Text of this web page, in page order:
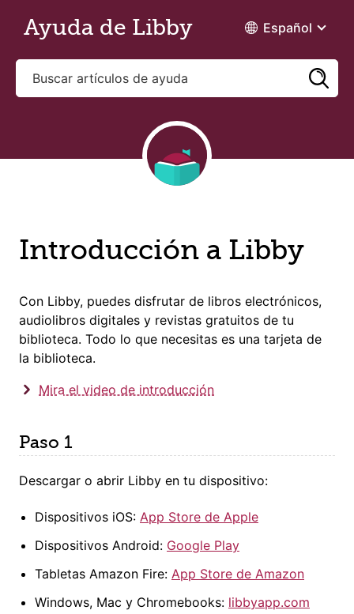
Ayuda de Libby Español
Introducción a Libby
Con Libby, puedes disfrutar de libros electrónicos,
audiolibros digitales y revistas gratuitos de tu
biblioteca. Todo lo que necesitas es una tarjeta de
la biblioteca.
Mira el video de introducción
Paso 1
Descargar o abrir Libby en tu dispositivo:
Dispositivos iOS: App Store de Apple
Dispositivos Android: Google Play
Tabletas Amazon Fire: App Store de Amazon
Windows, Mac y Chromebooks: libbyapp.com